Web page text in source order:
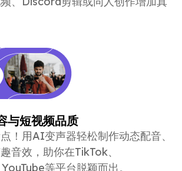
与短视频品质
！用AI变声器轻松制作动态配音、
音效，助你在TikTok、
等平台脱颖而出。